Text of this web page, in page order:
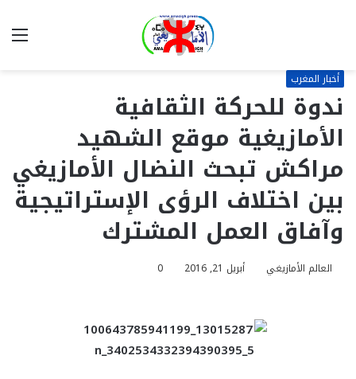
أخبار المغرب
ندوة للحركة الثقافية
اﻷمازيغية موقع الشهيد
مراكش تبحث النضال الأمازيغي
بين اختلاف الرؤى الإستراتيجية
وآفاق العمل المشترك
العالم الأمازيغي أبريل 21, 2016 0